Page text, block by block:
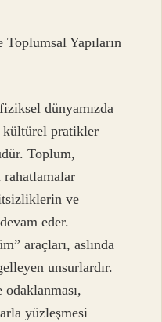
Toplumsal Yapıların
dünyamızda
kültürel pratikler
Toplum,
ve
eder.
araçları, aslında
unsurlardır.
yüzleşmesi